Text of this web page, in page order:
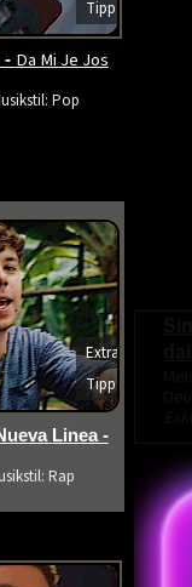
Tipp
- Da Mi Je Jos
Pop
Extra
Tipp
Linea -
Rap